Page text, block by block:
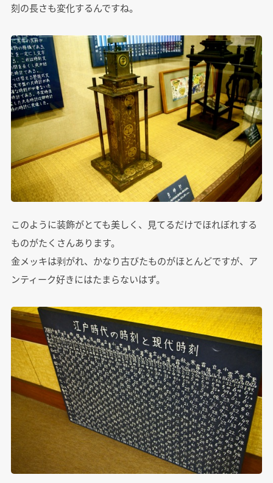
刻の長さも変化するんですね。
このように装飾がとても美しく、見てるだけでほれぼれする
ものがたくさんあります。
金メッキは剥がれ、かなり古びたものがほとんどですが、ア
ンティーク好きにはたまらないはず。